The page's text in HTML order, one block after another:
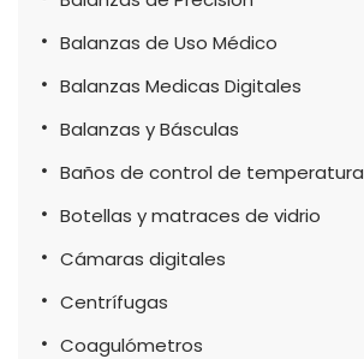
Balanzas de Uso Médico
Balanzas Medicas Digitales
Balanzas y Básculas
Baños de control de temperatura
Botellas y matraces de vidrio
Cámaras digitales
Centrífugas
Coagulómetros